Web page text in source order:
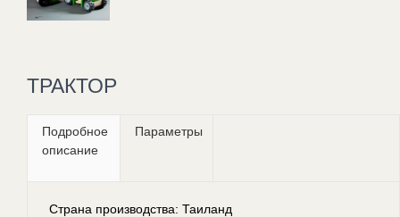
ТРАКТОР
Подробное
описание
Параметры
Страна производства: Таиланд